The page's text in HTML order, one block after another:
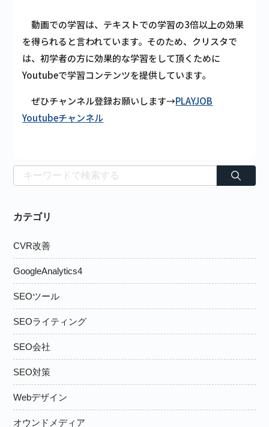
動画での学習は、テキストでの学習の3倍以上の効果
を得られると言われています。そのため、クリスタで
は、初学者の方に効果的な学習をして頂くために
Youtubeで学習コンテンツを提供しています。
ぜひチャンネル登録お願いします→PLAYJOB
Youtubeチャンネル
カテゴリ
CVR改善
GoogleAnalytics4
SEOツール
SEOライティング
SEO会社
SEO対策
Webデザイン
オウンドメディア